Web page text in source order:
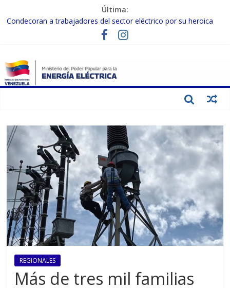
Última:
Condecoran a trabajadores del sector eléctrico por su heroica
labor tras el doble sismo del 24-J
Gobierno Nacional coordina acciones con el sector privado para
Inspeccionan trabajos de rehabilitación en instalaciones del SEN
en Carabobo
Gobierno Nacional activa plan preventivo para fortalecer el SEN
REGIONALES
Más de tres mil familias